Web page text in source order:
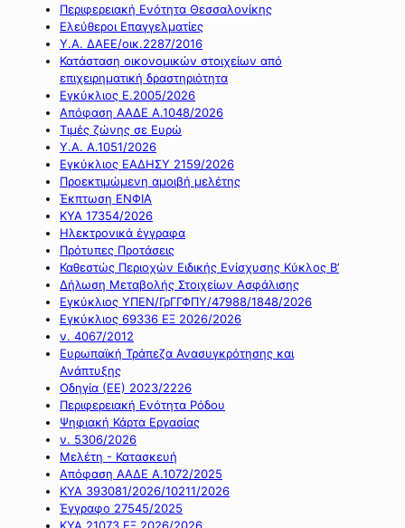
Περιφερειακή Ενότητα Θεσσαλονίκης
Ελεύθεροι Επαγγελματίες
Υ.Α. ΔΑΕΕ/οικ.2287/2016
Κατάσταση οικονομικών στοιχείων από
επιχειρηματική δραστηριότητα
Εγκύκλιος Ε.2005/2026
Απόφαση ΑΑΔΕ Α.1048/2026
Τιμές ζώνης σε Ευρώ
Υ.Α. Α.1051/2026
Εγκύκλιος ΕΑΔΗΣΥ 2159/2026
Προεκτιμώμενη αμοιβή μελέτης
Έκπτωση ΕΝΦΙΑ
ΚΥΑ 17354/2026
Ηλεκτρονικά έγγραφα
Πρότυπες Προτάσεις
Καθεστώς Περιοχών Ειδικής Ενίσχυσης Κύκλος Β’
Δήλωση Μεταβολής Στοιχείων Ασφάλισης
Εγκύκλιος ΥΠΕΝ/ΓρΓΓΦΠΥ/47988/1848/2026
Εγκύκλιος 69336 ΕΞ 2026/2026
ν. 4067/2012
Ευρωπαϊκή Τράπεζα Ανασυγκρότησης και
Ανάπτυξης
Οδηγία (ΕΕ) 2023/2226
Περιφερειακή Ενότητα Ρόδου
Ψηφιακή Κάρτα Εργασίας
ν. 5306/2026
Μελέτη - Κατασκευή
Απόφαση ΑΑΔΕ Α.1072/2025
ΚΥΑ 393081/2026/10211/2026
Έγγραφο 27545/2025